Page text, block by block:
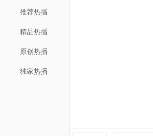
推荐热播
精品热播
原创热播
独家热播